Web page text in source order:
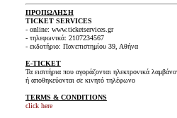
ΠΡΟΠΩΛΗΣΗ
TICKET SERVICES
- online: www.ticketservices.gr
- τηλεφωνικά: 2107234567
- εκδοτήριο: Πανεπιστημίου 39, Αθήνα
E-TICKET
Τα εισιτήρια που αγοράζονται ηλεκτρονικά
ή αποθηκεύονται σε κινητό τηλέφωνο
TERMS & CONDITIONS
click here